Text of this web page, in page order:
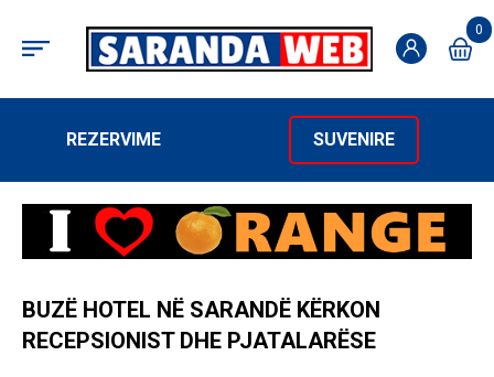
0
REZERVIME SUVENIRE
BUZË HOTEL NË SARANDË KËRKON
RECEPSIONIST DHE PJATALARËSE